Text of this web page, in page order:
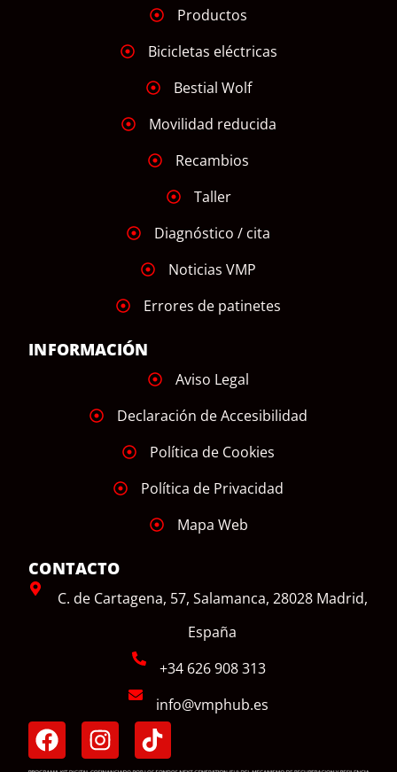
Productos
Bicicletas eléctricas
Bestial Wolf
Movilidad reducida
Recambios
Taller
Diagnóstico / cita
Noticias VMP
Errores de patinetes
INFORMACIÓN
Aviso Legal
Declaración de Accesibilidad
Política de Cookies
Política de Privacidad
Mapa Web
CONTACTO
C. de Cartagena, 57, Salamanca, 28028 Madrid,
España
+34 626 908 313
info@vmphub.es